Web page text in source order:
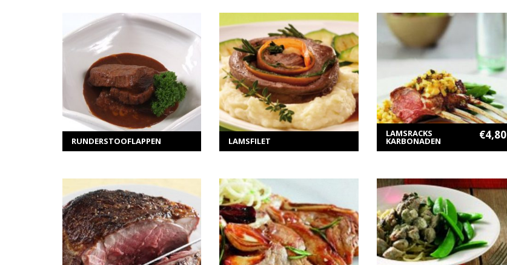
MEER INFORMATIE
Selecteer opties
RUNDERSTOOFLAPPEN
MEER INFORMATIE
Selecteer opties
LAMSFILET
MEER INFORMATIE
TOEVOEGEN AAN WINKELWAGEN
€4,80
LAMSRACKS
KARBONADEN
MEER INFORMATIE
Selecteer opties
MEER INFORMATIE
Selecteer opties
MEER INFORMATIE
Selecteer opties